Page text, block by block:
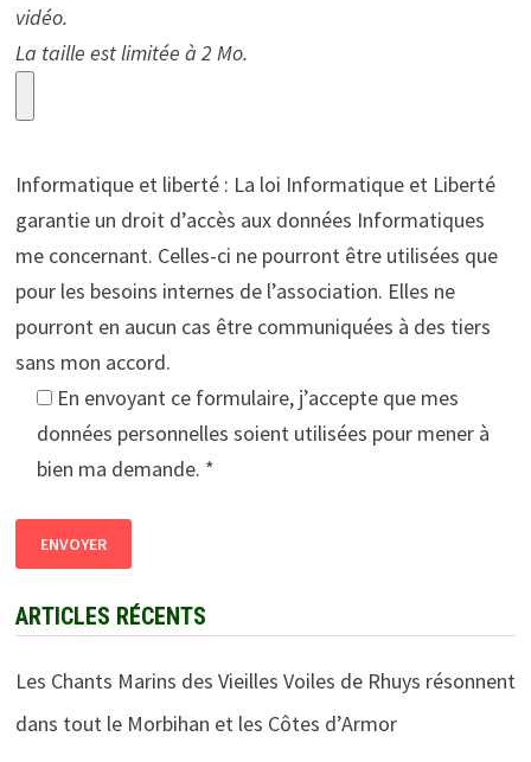
vidéo.
La taille est limitée à 2 Mo.
Informatique et liberté : La loi Informatique et Liberté
garantie un droit d’accès aux données Informatiques
me concernant. Celles-ci ne pourront être utilisées que
pour les besoins internes de l’association. Elles ne
pourront en aucun cas être communiquées à des tiers
sans mon accord.
En envoyant ce formulaire, j’accepte que mes
données personnelles soient utilisées pour mener à
bien ma demande. *
ARTICLES RÉCENTS
Les Chants Marins des Vieilles Voiles de Rhuys résonnent
dans tout le Morbihan et les Côtes d’Armor